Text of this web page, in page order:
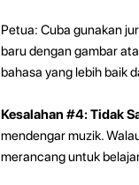
Petua: Cuba gunakan
baru dengan gambar
bahasa yang lebih baik
Kesalahan #4: Tidak
mendengar muzik.
merancang untuk